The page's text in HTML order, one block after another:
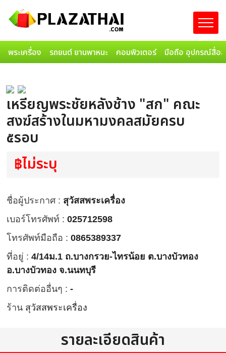
พระเครื่อง รถยนต์ ยานพาหนะ คอมพิวเตอร์ มือถือ อุปกรณ์สื่อส
เหรียญพระชัยหลังช้าง "สก" คณะ
สงฆ์สร้างในมหามงคลสมัยครบ
๕รอบ
฿ไม่ระบุ
ชื่อผู้ประกาศ : สุวัสสพระเครื่อง
เบอร์โทรศัพท์ : 025712598
โทรศัพท์มือถือ : 0865389337
ที่อยู่ : 4/14ม.1 ถ.บางกรวย-ไทรน้อย ต.บางบัวทอง
อ.บางบัวทอง จ.นนทบุรี
การติดต่ออื่นๆ : -
ร้าน สุวัสสพระเครื่อง
รายละเอียดสินค้า